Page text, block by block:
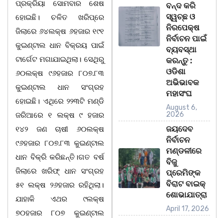
ପ୍ରକ୍ରିୟା ସୋମବାର ଶେଷ
ହୋଇଛି। ଚଳିତ ଖରିପ୍‌ରେ
ଜିଲାରେ ୬୪ଲକ୍ଷ ୬ହଜାର ୧୯୧
କୁଇଣ୍ଟାଲ ଧାନ ବିକ୍ରୟ ପାଇଁ
ଟାର୍ଗେଟ ମଗାଯାଇଥିଲା। ସେଥିରୁ
୬୦ଲକ୍ଷ ୯୬ହଜାର ୮୦୭.୮୩
କୁଇଣ୍ଟାଲ ଧାନ ସଂଗ୍ରହ
ହୋଇଛି। ଏଥିରେ ୨୨୩ଟି ମଣ୍ଡି
ଜରିଆରେ ୧ ଲକ୍ଷ ୯ ହଜାର
୧୪୨ ଜଣ ଚାଷୀ ୬୦ଲକ୍ଷ
୯୬ହଜାର ୮୦୭.୮୩ କୁଇଣ୍ଟାଲ
ଧାନ ବିକ୍ରି କରିଛନ୍ତି।ଗତ ବର୍ଷ
ଜିଲାରେ ଖରିଫ୍ ଧାନ ସଂଗ୍ରହ
୫୧ ଲକ୍ଷ ୨୬ହଜାର ରହିଥିଲା।
ଯାହାକି ଏଥର ୯ଲକ୍ଷ
୭୦ହଜାର ୮୦୭ କୁଇଣ୍ଟାଲ
ବନ୍ଦ କରି
ସ୍ୱଚ୍ଛ ଓ
ନିରପେକ୍ଷ
ନିର୍ବାଚନ ପାଇଁ
ବ୍ୟବସ୍ଥା
କରନ୍ତୁ :
ଓଡିଶା
ଅଭିଭାବକ
ମହାସଂଘ
August 6,
2026
ଜୟଦେବ
ନିର୍ବାଚନ
ମଣ୍ଡଳୀରେ
ବିଜୁ
ପ୍ରେମିଙ୍କ
ବିରାଟ ବାଇକ୍
ଶୋଭାଯାତ୍ରା
April 17, 2026